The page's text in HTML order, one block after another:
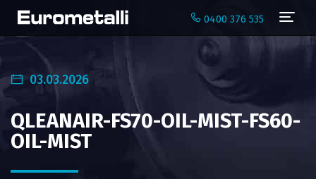
0400 376 535
03.03.2026
QLEANAIR-FS70-OIL-MIST-FS60-
OIL-MIST